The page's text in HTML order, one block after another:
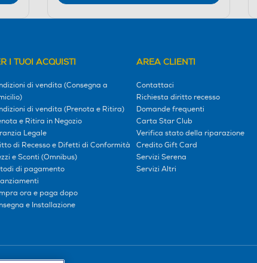
I TUOI ACQUISTI
di vendita (Consegna a
di vendita (Prenota e Ritira)
e Ritira in Negozio
Legale
di Recesso e Difetti di Conformità
e Sconti (Omnibus)
di pagamento
ora e paga dopo
e Installazione
AREA CLIENTI
Contattaci
Richiesta diritto recesso
Domande frequenti
Carta Star Club
Verifica stato della riparazione
Credito Gift Card
Servizi Serena
Servizi Altri